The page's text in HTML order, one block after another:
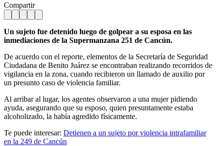
Compartir
Un sujeto fue detenido luego de golpear a su esposa en las
inmediaciones de la Supermanzana 251 de Cancún.
De acuerdo con el reporte, elementos de la Secretaría de Seguridad
Ciudadana de Benito Juárez se encontraban realizando recorridos de
vigilancia en la zona, cuando recibieron un llamado de auxilio por
un presunto caso de violencia familiar.
Al arribar al lugar, los agentes observaron a una mujer pidiendo
ayuda, asegurando que su esposo, quien presuntamente estaba
alcoholizado, la había agredido físicamente.
Te puede interesar: Detienen a un sujeto por violencia intrafamiliar
en la 249 de Cancún